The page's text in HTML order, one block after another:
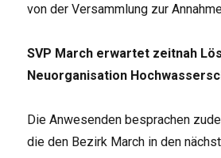
von der Versammlung zur
SVP March erwartet zeitnah
Neuorganisation
Die Anwesenden besprachen
die den Bezirk March in den